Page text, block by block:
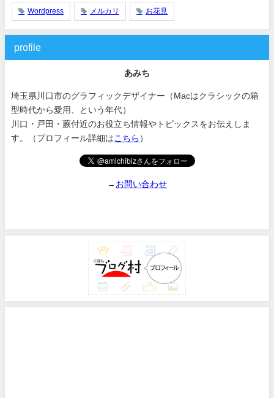
Wordpress メルカリ お花見
profile
あみち
埼玉県川口市のグラフィックデザイナー（Macはクラシックの箱
型時代から愛用、という年代）
川口・戸田・蕨付近のお役立ち情報やトピックスをお伝えしま
す。（プロフィール詳細は こちら ）
→ お問い合わせ